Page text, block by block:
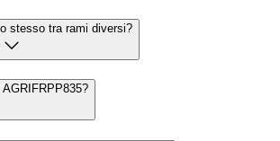
stesso tra rami diversi?